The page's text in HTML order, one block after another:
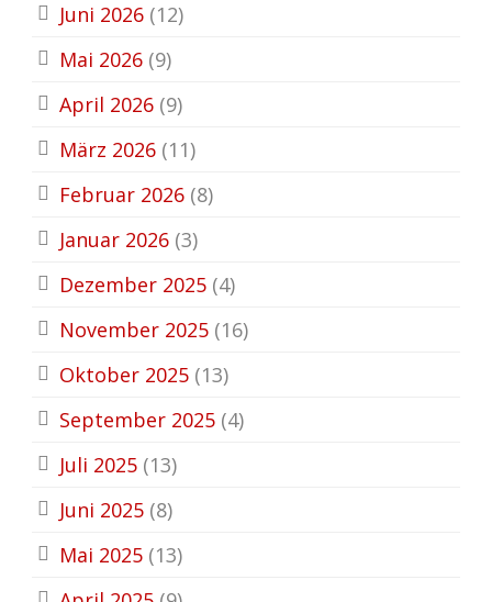
Juni 2026 (12)
Mai 2026 (9)
April 2026 (9)
März 2026 (11)
Februar 2026 (8)
Januar 2026 (3)
Dezember 2025 (4)
November 2025 (16)
Oktober 2025 (13)
September 2025 (4)
Juli 2025 (13)
Juni 2025 (8)
Mai 2025 (13)